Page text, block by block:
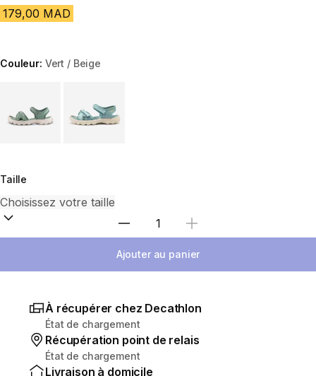
179,00 MAD
Couleur: Vert / Beige
Taille
Sélectionnez la quantité
Ajouter au panier
À récupérer chez Decathlon
État de chargement
Récupération point de relais
État de chargement
Livraison à domicile